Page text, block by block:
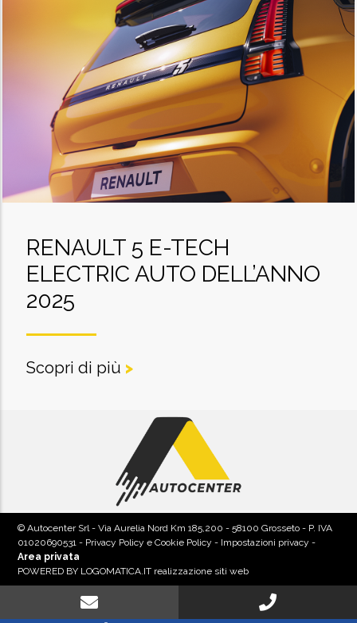
RENAULT 5 E-TECH
ELECTRIC AUTO DELL’ANNO
2025
Scopri di più >
© Autocenter Srl - Via Aurelia Nord Km 185,200 - 58100 Grosseto - P. IVA
01020690531 - Privacy Policy e Cookie Policy - Impostazioni privacy -
Area privata
POWERED BY LOGOMATICA.IT realizzazione siti web